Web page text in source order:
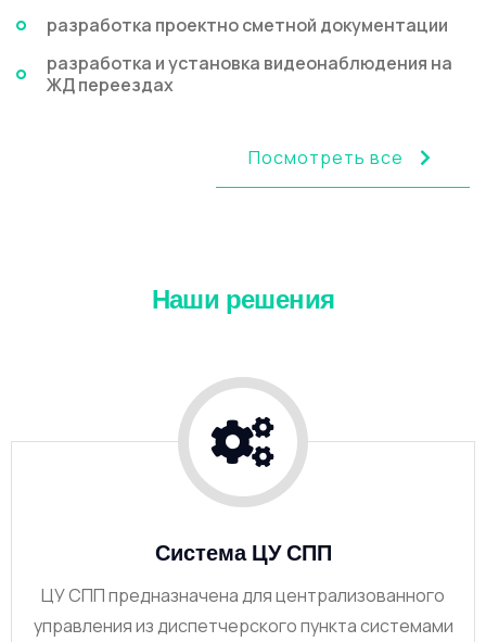
разработка проектно сметной документации
разработка и установка видеонаблюдения на
ЖД переездах
Посмотреть все
Наши решения
Система ЦУ СПП
ЦУ СПП предназначена для централизованного
управления из диспетчерского пункта системами